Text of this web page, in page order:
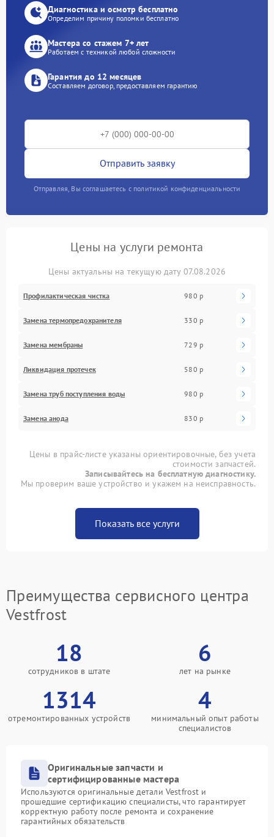
Диагностика и осмотр бесплатно
Определим причину поломки бесплатно
Мастера со стажем 7+ лет
Работаем с техникой любой сложности
Гарантия до 12 месяцев
Составляем договор, предоставляем гарантию
Отправить заявку
Отправляя, Вы соглашаетесь с политикой конфиденциальности
Цены на услуги ремонта
Цены актуальны на текущую дату 07.08.2026
Профилактическая чистка 980 р
Замена термопредохранителя 330 р
Замена мембраны 729 р
Ликвидация протечек 580 р
Замена труб поступления воды 980 р
Замена анода 830 р
Цены в прайс-листе указаны ориентировочные, без учета
стоимости запчастей.
Записывайтесь на бесплатную диагностику.
Мы проверим ваше устройство и укажем на неисправность.
Показать все услуги
Преимущества сервисного центра
Vestfrost
18
сотрудников в штате
6
лет на рынке
1314
отремонтированных устройств
4
минимальный опыт работы
специалистов
Оригинальные запчасти и
сертифицированные мастера
Используются оригинальные детали Vestfrost и
прошедшие сертификацию специалисты, что гарантирует
корректную работу после ремонта и сохранение
гарантийных обязательств